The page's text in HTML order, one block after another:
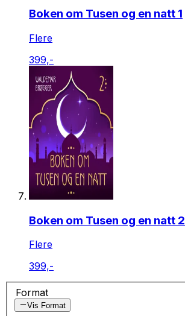
Boken om Tusen og en natt 1
Flere
399,-
Boken om Tusen og en natt 2
Flere
399,-
Format
Vis Format